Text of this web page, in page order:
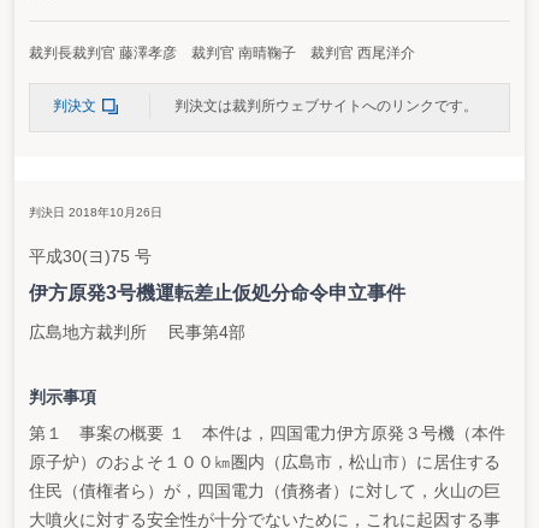
裁判長裁判官 藤澤孝彦 裁判官 南晴鞠子 裁判官 西尾洋介
判決文 判決文は裁判所ウェブサイトへのリンクです。
判決日 2018年10月26日
平成30(ヨ)75 号
伊方原発3号機運転差止仮処分命令申立事件
広島地方裁判所 民事第4部
判示事項
第１ 事案の概要 １ 本件は，四国電力伊方原発３号機（本件
原子炉）のおよそ１００㎞圏内（広島市，松山市）に居住する
住民（債権者ら）が，四国電力（債務者）に対して，火山の巨
大噴火に対する安全性が十分でないために，これに起因する事